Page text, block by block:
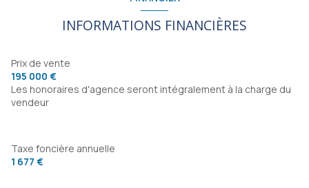
chambre
salle d'eau
3.78 m²
WC
degagement
INFORMATIONS FINANCIÈRES
Prix de vente
195 000 €
Les honoraires d'agence seront intégralement à la charge du
vendeur
Taxe foncière annuelle
1 677 €